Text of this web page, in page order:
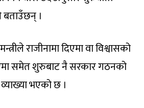
बताउँछन् ।
राजीनामा दिएमा वा विश्वासको
समेत शुरुबाट नै सरकार गठनको
भएको छ ।